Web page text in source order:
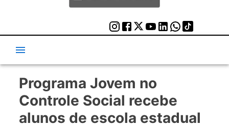
Programa Jovem no
Controle Social recebe
alunos de escola estadual